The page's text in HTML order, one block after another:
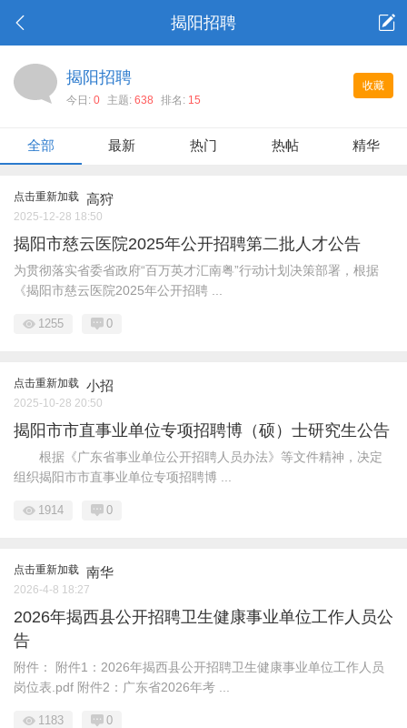
揭阳招聘
收藏
揭阳招聘
今日: 0 主题: 638 排名: 15
全部 最新 热门 热帖 精华
点击重新加载 高狩
2025-12-28 18:50
揭阳市慈云医院2025年公开招聘第二批人才公告
为贯彻落实省委省政府“百万英才汇南粤”行动计划决策部署，根据
《揭阳市慈云医院2025年公开招聘 ...
1255 0
点击重新加载 小招
2025-10-28 20:50
揭阳市市直事业单位专项招聘博（硕）士研究生公告
根据《广东省事业单位公开招聘人员办法》等文件精神，决定
组织揭阳市市直事业单位专项招聘博 ...
1914 0
点击重新加载 南华
2026-4-8 18:27
2026年揭西县公开招聘卫生健康事业单位工作人员公
告
附件： 附件1：2026年揭西县公开招聘卫生健康事业单位工作人员
岗位表.pdf 附件2：广东省2026年考 ...
1183 0